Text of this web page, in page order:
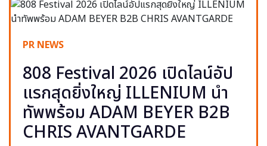
PR NEWS
808 Festival 2026 เปิดไลน์อัป
แรกสุดยิ่งใหญ่ ILLENIUM นำ
ทัพพร้อม ADAM BEYER B2B
CHRIS AVANTGARDE